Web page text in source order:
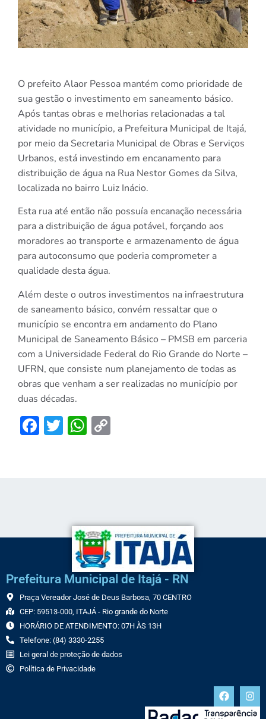
O prefeito Alaor Pessoa mantém como prioridade de
sua gestão o investimento em saneamento básico.
Após tantas obras e melhorias relacionadas a tal
atividade no município, a Prefeitura Municipal de Itajá,
por meio da Secretaria Municipal de Obras e Serviços
Urbanos, está investindo em encanamento para
distribuição de água na Rua Nestor Gomes da Silva,
localizada no bairro Luiz Inácio.
Esta rua até então não possuía encanação necessária
para a distribuição de água potável, forçando aos
moradores ao transporte e armazenamento de água
para autoconsumo que poderia comprometer a
qualidade desta água.
Além deste o outros investimentos na infraestrutura
de saneamento básico, convém ressaltar que o
município se encontra em andamento do Plano
Municipal de Saneamento Básico – PMSB em parceria
com a Universidade Federal do Rio Grande do Norte –
UFRN, que consiste num planejamento de todas as
obras que venham a ser realizadas no município por
duas décadas.
Facebook
TwitterWhatsApp
Prefeitura Municipal de Itajá - RN
Praça Vereador José de Deus Barbosa, 70 CENTRO
CEP: 59513-000, ITAJÁ - Rio grande do Norte
HORÁRIO DE ATENDIMENTO: 07H ÀS 13H
Telefone: (84) 3330-2255
Lei geral de proteção de dados
Política de Privacidade